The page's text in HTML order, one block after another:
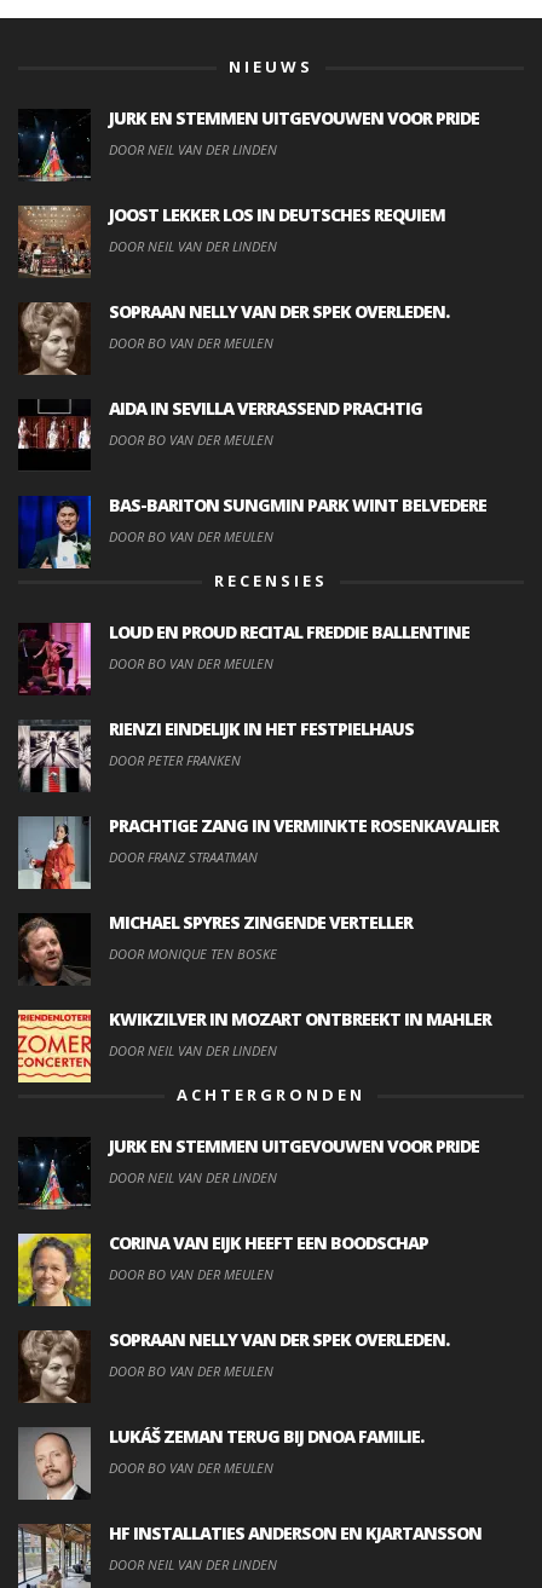
NIEUWS
JURK EN STEMMEN UITGEVOUWEN VOOR PRIDE
DOOR NEIL VAN DER LINDEN
JOOST LEKKER LOS IN DEUTSCHES REQUIEM
DOOR NEIL VAN DER LINDEN
SOPRAAN NELLY VAN DER SPEK OVERLEDEN.
DOOR BO VAN DER MEULEN
AIDA IN SEVILLA VERRASSEND PRACHTIG
DOOR BO VAN DER MEULEN
BAS-BARITON SUNGMIN PARK WINT BELVEDERE
DOOR BO VAN DER MEULEN
RECENSIES
LOUD EN PROUD RECITAL FREDDIE BALLENTINE
DOOR BO VAN DER MEULEN
RIENZI EINDELIJK IN HET FESTPIELHAUS
DOOR PETER FRANKEN
PRACHTIGE ZANG IN VERMINKTE ROSENKAVALIER
DOOR FRANZ STRAATMAN
MICHAEL SPYRES ZINGENDE VERTELLER
DOOR MONIQUE TEN BOSKE
KWIKZILVER IN MOZART ONTBREEKT IN MAHLER
DOOR NEIL VAN DER LINDEN
ACHTERGRONDEN
JURK EN STEMMEN UITGEVOUWEN VOOR PRIDE
DOOR NEIL VAN DER LINDEN
CORINA VAN EIJK HEEFT EEN BOODSCHAP
DOOR BO VAN DER MEULEN
SOPRAAN NELLY VAN DER SPEK OVERLEDEN.
DOOR BO VAN DER MEULEN
LUKÁŠ ZEMAN TERUG BIJ DNOA FAMILIE.
DOOR BO VAN DER MEULEN
HF INSTALLATIES ANDERSON EN KJARTANSSON
DOOR NEIL VAN DER LINDEN